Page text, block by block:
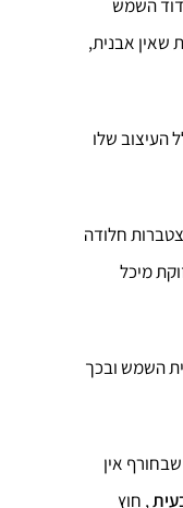
השמש
שאין אבנית,
העיצוב שלו
חלודה
מיכל
השמש ובכך
אין
, חוץ